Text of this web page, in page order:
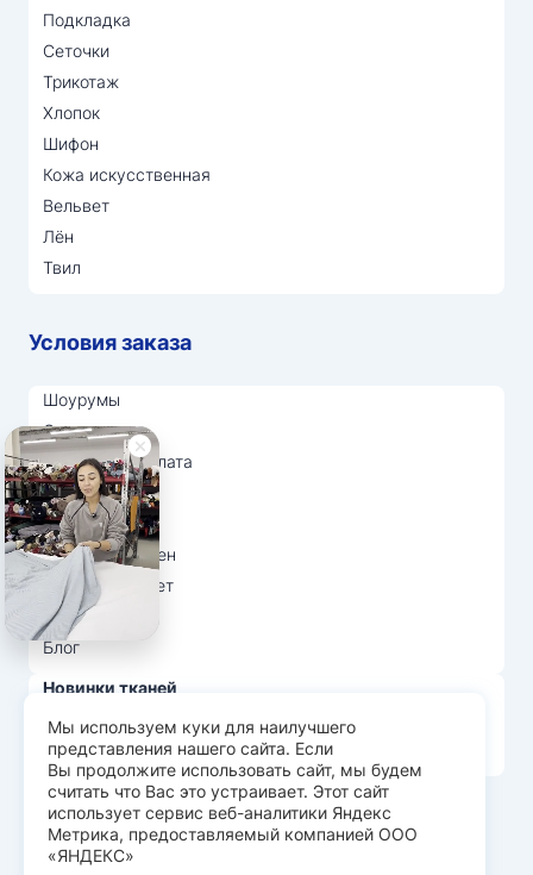
Подкладка
Сеточки
Трикотаж
Хлопок
Шифон
Кожа искусственная
Вельвет
Лён
Твил
Условия заказа
Шоурумы
Отзывы
Доставка и оплата
О нас
Вопрос-ответ
Возврат и обмен
Личный кабинет
Ткани оптом
Блог
Новинки тканей
Распродажа тканей
Лидеры продаж
© Арт Текс — продажа тканей оптом, 2026
Пользовательское соглашение
Мы используем куки для наилучшего
представления нашего сайта. Если
Вы продолжите использовать сайт, мы будем
считать что Вас это устраивает. Этот сайт
использует сервис веб-аналитики Яндекс
Метрика, предоставляемый компанией ООО
«ЯНДЕКС»